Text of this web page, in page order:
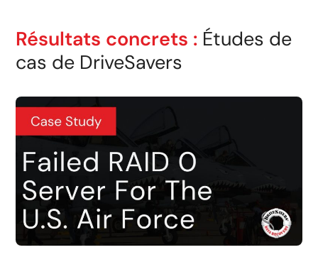
Résultats concrets : Études de
cas de DriveSavers